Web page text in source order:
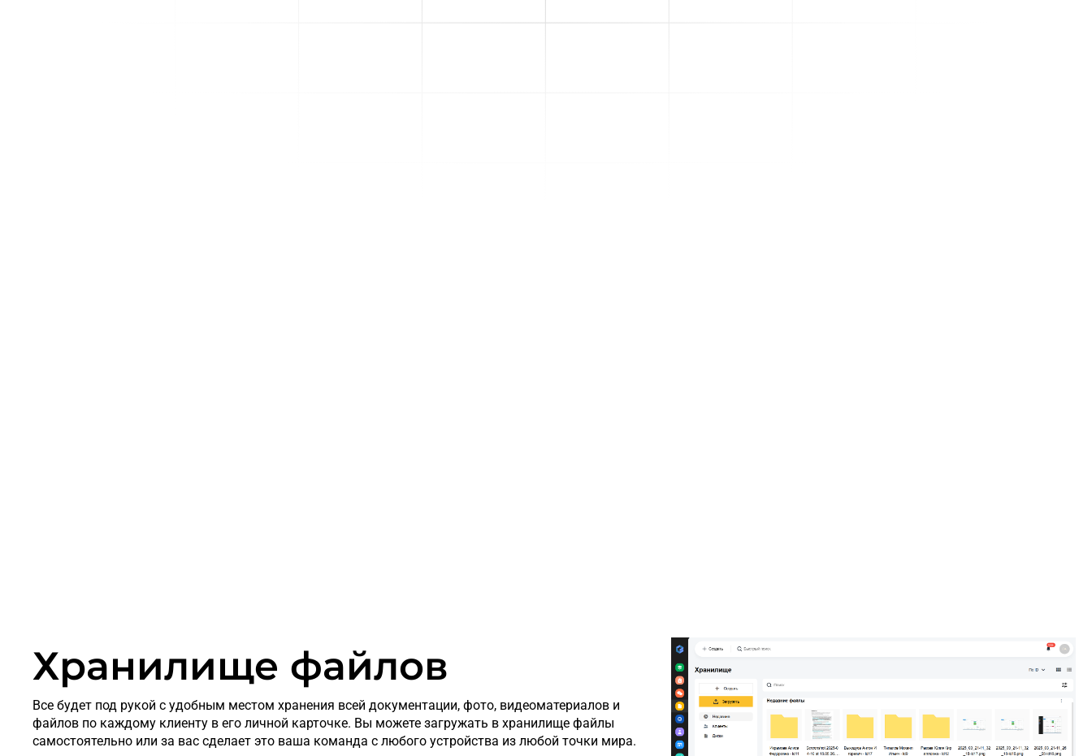
Хранилище файлов
Все будет под рукой с удобным местом хранения всей документации, фото, видеоматериалов и
файлов по каждому клиенту в его личной карточке. Вы можете загружать в хранилище файлы
самостоятельно или за вас сделает это ваша команда с любого устройства из любой точки мира.